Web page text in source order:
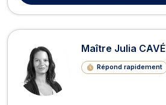
Maître Julia CAVÉ
Répond rapidement